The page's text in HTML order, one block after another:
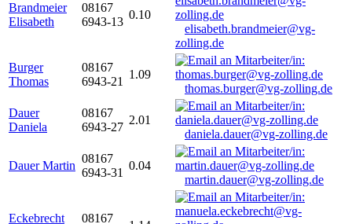
Brandmeier
Elisabeth
08167
6943-13
0.10
elisabeth.brandmeier@vg-
zolling.de
Burger
Thomas
08167
6943-21
1.09
thomas.burger@vg-zolling.de
Dauer
Daniela
08167
6943-27
2.01
daniela.dauer@vg-zolling.de
Dauer Martin
08167
6943-31
0.04
martin.dauer@vg-zolling.de
Eckebrecht
08167